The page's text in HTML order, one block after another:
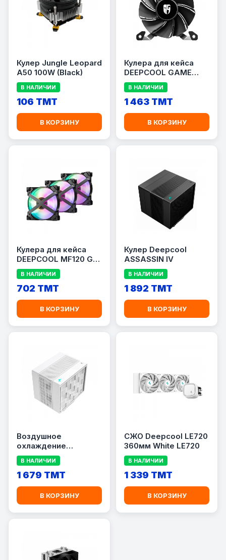
Кулер Jungle Leopard
A50 100W (Black)
В НАЛИЧИИ
106 TMT
В КОРЗИНУ
Кулера для кейса
DEEPCOOL GAME
STORM MF120S ARGB
(Размер 120мм)
В НАЛИЧИИ
1 463 TMT
В КОРЗИНУ
Кулера для кейса
DEEPCOOL MF120 GT
(Размер 120мм)
В НАЛИЧИИ
702 TMT
В КОРЗИНУ
Кулер Deepcool
ASSASSIN IV
В НАЛИЧИИ
1 892 TMT
В КОРЗИНУ
Воздушное
охлаждение
DEEPCOOL ASSASSIN
4S WH
В НАЛИЧИИ
1 679 TMT
В КОРЗИНУ
СЖО Deepcool LE720
360мм White LE720
В НАЛИЧИИ
1 339 TMT
В КОРЗИНУ